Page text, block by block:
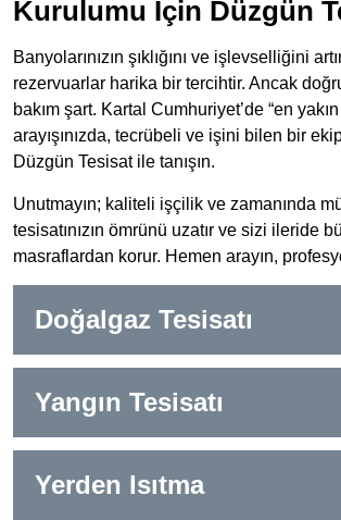
Doğalgaz Tesisatı
Yangın Tesisatı
Yerden Isıtma
Kurulumu İçin Düzgün
Banyolarınızın şıklığını ve işlevselliğini
rezervuarlar harika bir tercihtir. Ancak
bakım şart. Kartal Cumhuriyet’de “en yakın
arayışınızda, tecrübeli ve işini bilen bir
Düzgün Tesisat ile tanışın.
Unutmayın; kaliteli işçilik ve zamanında
tesisatınızın ömrünü uzatır ve sizi ileride
masraflardan korur. Hemen arayın,